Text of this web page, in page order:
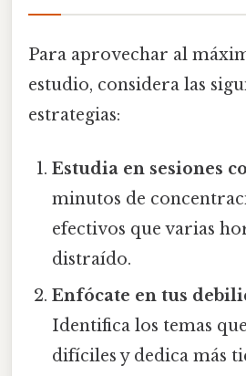
Para aprovechar al
estudio, considera las
estrategias:
Estudia en sesiones
minutos de
efectivos que varias
distraído.
Enfócate en tus
Identifica los temas
difíciles y dedica más